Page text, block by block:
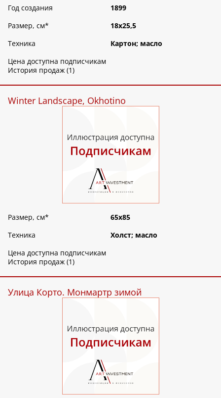
Год создания
1899
Размер, см*
18х25,5
Техника
Картон; масло
Цена доступна подписчикам
История продаж (1)
Winter Landscape, Okhotino
Размер, см*
65х85
Техника
Холст; масло
Цена доступна подписчикам
История продаж (1)
Улица Корто. Монмартр зимой